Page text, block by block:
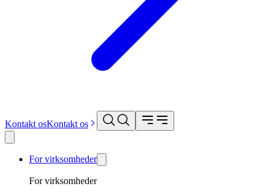
Kontakt osKontakt os
For virksomheder
For virksomheder